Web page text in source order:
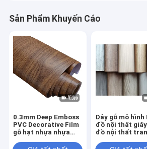
Sản Phẩm Khuyến Cáo
0.3mm Deep Emboss
PVC Decorative Film
gỗ hạt nhựa nhựa
nội thất
Dây gỗ mô hình
đồ nội thất
đồ nội thất